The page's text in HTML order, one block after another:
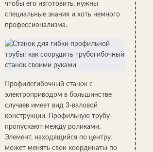
чтобы его изготовить, нужны
специальные знания и хоть немного
профессионализма.
Профилегибочный станок с
электроприводом в большинстве
случаев имеет вид 3-валовой
конструкции. Профильную трубу
пропускают между роликами.
Элемент, находящийся по центру,
может менять свои координаты по